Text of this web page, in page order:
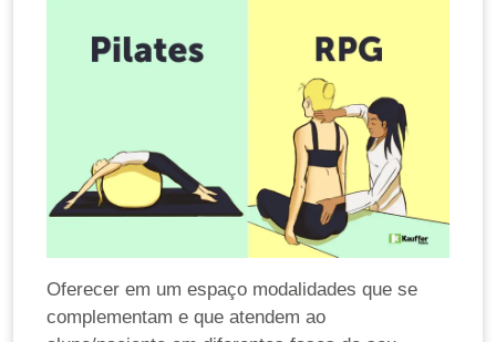
Oferecer em um espaço modalidades que se
complementam e que atendem ao